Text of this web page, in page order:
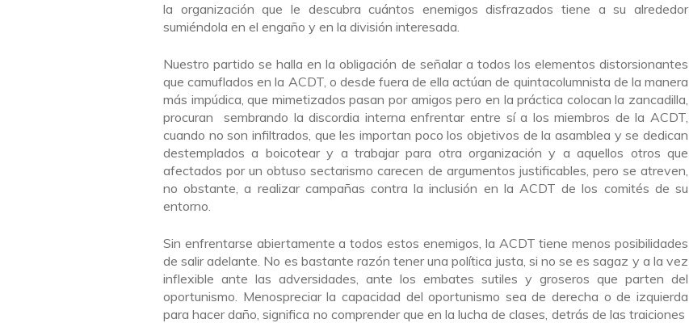
la organización que le descubra cuántos enemigos disfrazados tiene a su alrededor
sumiéndola en el engaño y en la división interesada.
Nuestro partido se halla en la obligación de señalar a todos los elementos distorsionantes
que camuflados en la ACDT, o desde fuera de ella actúan de quintacolumnista de la manera
más impúdica, que mimetizados pasan por amigos pero en la práctica colocan la zancadilla,
procuran sembrando la discordia interna enfrentar entre sí a los miembros de la ACDT,
cuando no son infiltrados, que les importan poco los objetivos de la asamblea y se dedican
destemplados a boicotear y a trabajar para otra organización y a aquellos otros que
afectados por un obtuso sectarismo carecen de argumentos justificables, pero se atreven,
no obstante, a realizar campañas contra la inclusión en la ACDT de los comités de su
entorno.
Sin enfrentarse abiertamente a todos estos enemigos, la ACDT tiene menos posibilidades
de salir adelante. No es bastante razón tener una política justa, si no se es sagaz y a la vez
inflexible ante las adversidades, ante los embates sutiles y groseros que parten del
oportunismo. Menospreciar la capacidad del oportunismo sea de derecha o de izquierda
para hacer daño, significa no comprender que en la lucha de clases, detrás de las traiciones